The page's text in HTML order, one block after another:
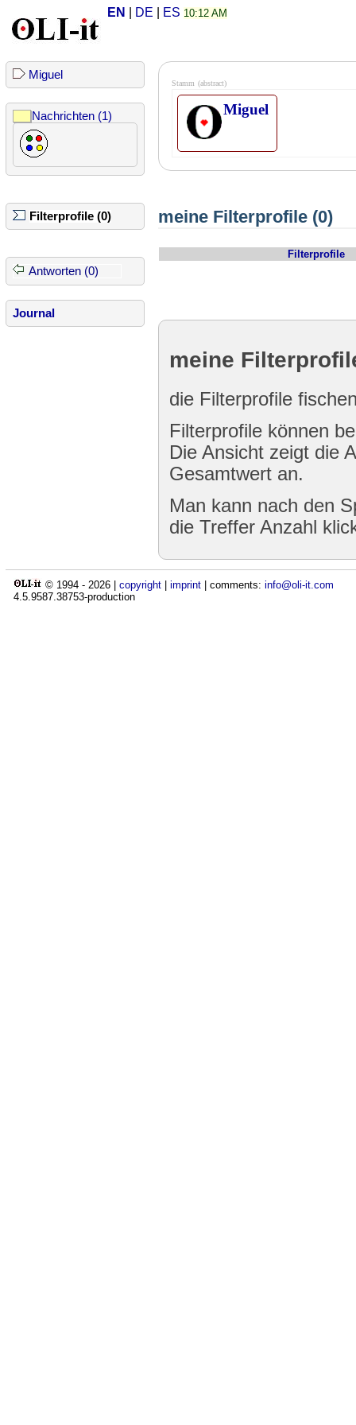
EN DE ES 10:12 AM
Miguel
Nachrichten (1)
Filterprofile (0)
Antworten (0)
Journal
Stamm (abstract)
Miguel
meine Filterprofile (0)
Filterprofile
meine
die Filterprofile
Filterprofile können
Die Ansicht zeigt die
Gesamtwert an.
Man kann nach den
die Treffer Anzahl
© 1994 - 2026 copyright imprint | comments: info@oli-it.com
4.5.9587.38753-production